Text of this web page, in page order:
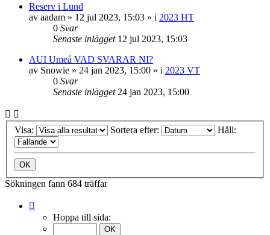
Reserv i Lund
av aadam » 12 jul 2023, 15:03 » i 2023 HT
0 Svar
Senaste inlägget 12 jul 2023, 15:03
AUI Umeå VAD SVARAR NI?
av Snowie » 24 jan 2023, 15:00 » i 2023 VT
0 Svar
Senaste inlägget 24 jan 2023, 15:00
Visa: Sortera efter: Håll:
Sökningen fann 684 träffar
Hoppa till sida: